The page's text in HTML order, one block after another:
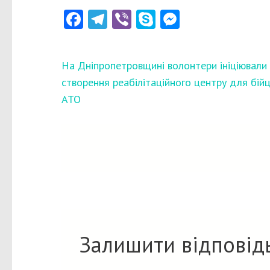
Facebook
Telegram
ViberSkype
Навігація
записів
На Дніпропетровщині волонтери ініціювали
створення реабілітаційного центру для
АТО
Залишити